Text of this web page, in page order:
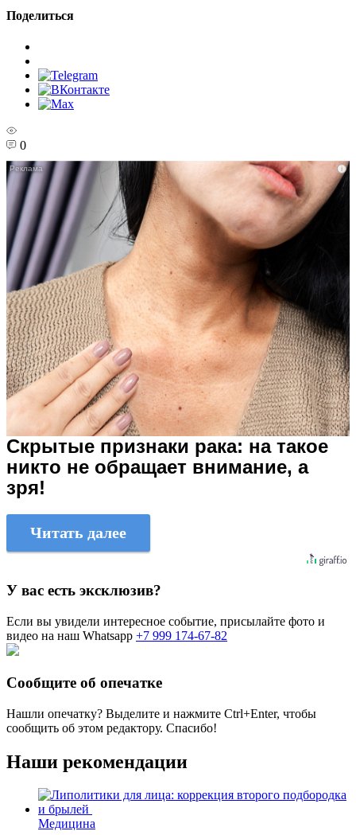
Поделиться
0
i
Скрытые признаки рака: на такое
никто не обращает внимание, а
зря!
Читать далее
У вас есть эксклюзив?
Если вы увидели интересное событие, присылайте фото и
видео на наш Whatsapp +7 999 174-67-82
Сообщите об опечатке
Нашли опечатку? Выделите и нажмите Ctrl+Enter, чтобы
сообщить об этом редактору. Спасибо!
Наши рекомендации
Медицина